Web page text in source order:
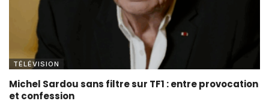
TÉLÉVISION
Michel Sardou sans filtre sur TF1 : entre provocation
et confession